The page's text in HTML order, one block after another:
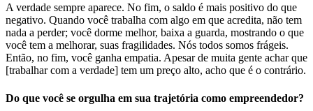
A verdade sempre aparece. No fim, o saldo é mais positivo do que
negativo. Quando você trabalha com algo em que acredita, não tem
nada a perder; você dorme melhor, baixa a guarda, mostrando o que
você tem a melhorar, suas fragilidades. Nós todos somos frágeis.
Então, no fim, você ganha empatia. Apesar de muita gente achar que
[trabalhar com a verdade] tem um preço alto, acho que é o contrário.
Do que você se orgulha em sua trajetória como empreendedor?